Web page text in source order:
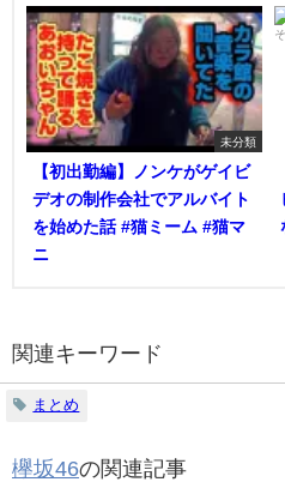
未分類
【初出勤編】ノンケがゲイビ
デオの制作会社でアルバイト
を始めた話 #猫ミーム #猫マ
ニ
関連キーワード
まとめ
欅坂46の関連記事